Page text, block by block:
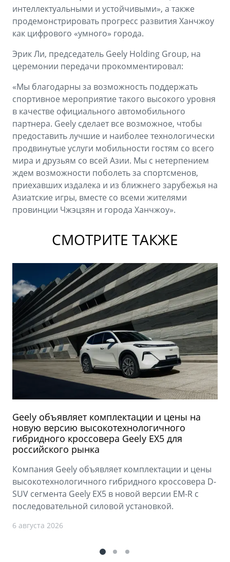
интеллектуальными и устойчивыми», а также
продемонстрировать прогресс развития Ханчжоу
как цифрового «умного» города.
Эрик Ли, председатель Geely Holding Group, на
церемонии передачи прокомментировал:
«Мы благодарны за возможность поддержать
спортивное мероприятие такого высокого уровня
в качестве официального автомобильного
партнера. Geely сделает все возможное, чтобы
предоставить лучшие и наиболее технологически
продвинутые услуги мобильности гостям со всего
мира и друзьям со всей Азии. Мы с нетерпением
ждем возможности поболеть за спортсменов,
приехавших издалека и из ближнего зарубежья на
Азиатские игры, вместе со всеми жителями
провинции Чжэцзян и города Ханчжоу».
СМОТРИТЕ ТАКЖЕ
Geely объявляет комплектации и цены на
новую версию высокотехнологичного
гибридного кроссовера Geely EX5 для
российского рынка
Компания Geely объявляет комплектации и цены
высокотехнологичного гибридного кроссовера D-
SUV сегмента Geely EX5 в новой версии EM-R с
последовательной силовой установкой.
6 августа 2026